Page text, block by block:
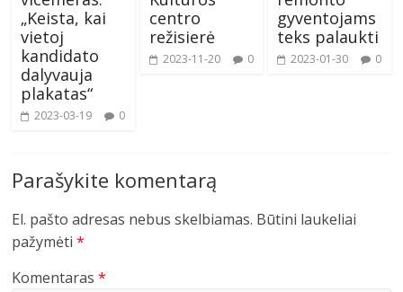
„Keista, kai
vietoj
kandidato
dalyvauja
plakatas“
2023-03-19 0
centro
režisierė
2023-11-20 0
gyventojams
teks palaukti
2023-01-30 0
Parašykite komentarą
El. pašto adresas nebus skelbiamas. Būtini laukeliai
pažymėti*
Komentaras*